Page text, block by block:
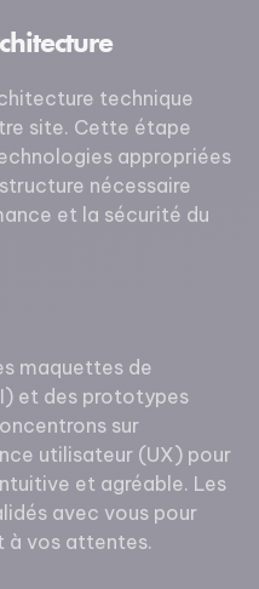
technique
site. Cette étape
appropriées
nécessaire
et la sécurité du
maquettes de
et des prototypes
sur
utilisateur (UX) pour
et agréable. Les
avec vous pour
à vos attentes.